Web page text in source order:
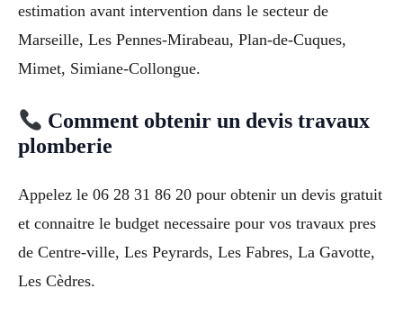
estimation avant intervention dans le secteur de
Marseille, Les Pennes-Mirabeau, Plan-de-Cuques,
Mimet, Simiane-Collongue.
Comment obtenir un devis travaux
plomberie
Appelez le 06 28 31 86 20 pour obtenir un devis gratuit
et connaitre le budget necessaire pour vos travaux pres
de Centre-ville, Les Peyrards, Les Fabres, La Gavotte,
Les Cèdres.